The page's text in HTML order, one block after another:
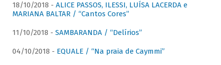
18/10/2018 - ALICE PASSOS, ILESSI, LUÍSA LACERDA e
MARIANA BALTAR / “Cantos Cores”
11/10/2018 - SAMBARANDA / “Delírios”
04/10/2018 - EQUALE / “Na praia de Caymmi”